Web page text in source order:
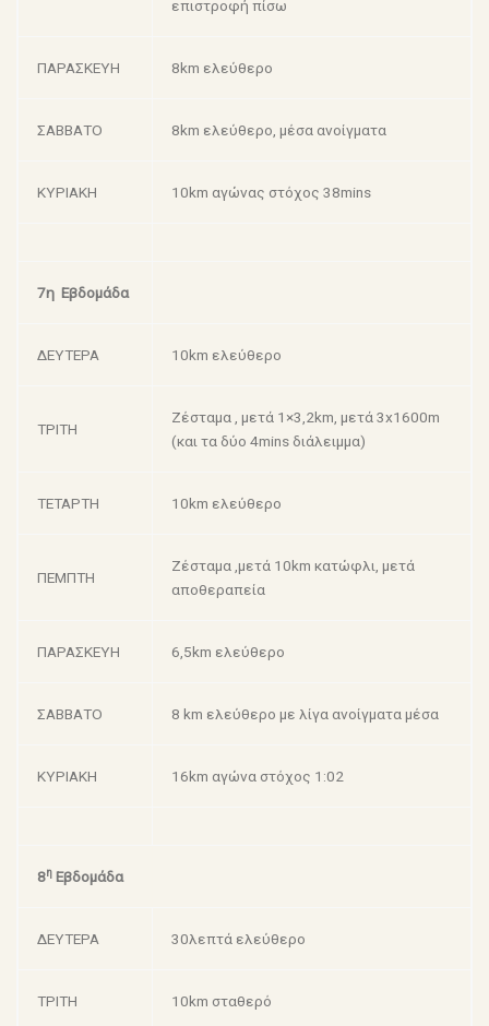
επιστροφή πίσω
ΠΑΡΑΣΚΕΥΗ 8km ελεύθερο
ΣΑΒΒΑΤΟ 8km ελεύθερο, μέσα ανοίγματα
ΚΥΡΙΑΚΗ 10km αγώνας στόχος 38mins
7η Εβδομάδα
ΔΕΥΤΕΡΑ 10km ελεύθερο
ΤΡΙΤΗ
Ζέσταμα , μετά 1×3,2km, μετά 3x1600m
(και τα δύο 4mins διάλειμμα)
ΤΕΤΑΡΤΗ 10km ελεύθερο
ΠΕΜΠΤΗ
Ζέσταμα ,μετά 10km κατώφλι, μετά
αποθεραπεία
ΠΑΡΑΣΚΕΥΗ 6,5km ελεύθερο
ΣΑΒΒΑΤΟ 8 km ελεύθερο με λίγα ανοίγματα μέσα
ΚΥΡΙΑΚΗ 16km αγώνα στόχος 1:02
8η Εβδομάδα
ΔΕΥΤΕΡΑ 30λεπτά ελεύθερο
ΤΡΙΤΗ 10km σταθερό